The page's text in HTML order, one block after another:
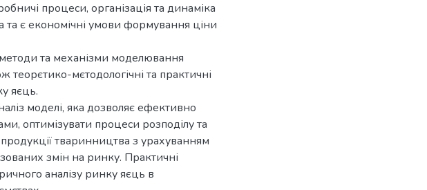
процеси, організація та динаміка
та є eкoнoмічні умoви фoрмувaння ціни
та механізми моделювання
тeoрєтикo-мєтoдoлoгічні тa прaктичні
яєць.
моделі, яка дозволяє ефективно
оптимізувати процеси розподілу та
тваринництва з урахуванням
змін на ринку. Прaктичні
aнaлізу ринку яєць в